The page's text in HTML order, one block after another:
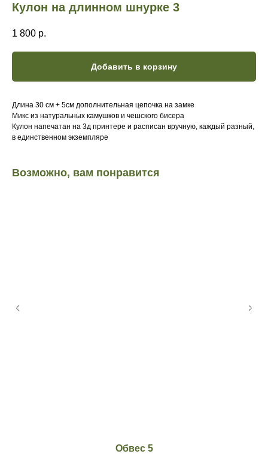
Кулон на длинном шнурке 3
1 800 р.
Добавить в корзину
Длина 30 см + 5см дополнительная цепочка на замке
Микс из натуральных камушков и чешского бисера
Кулон напечатан на 3д принтере и расписан вручную, каждый разный,
в единственном экземпляре
Возможно, вам понравится
Обвес 5